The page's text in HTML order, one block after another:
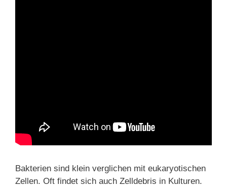
Bakterien sind klein verglichen mit eukaryotischen
Zellen. Oft findet sich auch Zelldebris in Kulturen.